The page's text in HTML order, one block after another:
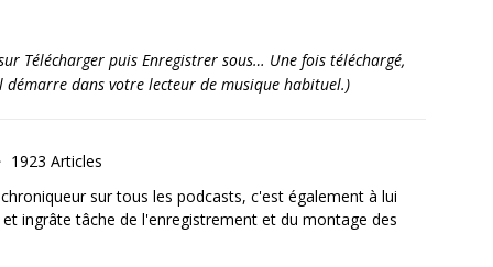
Télécharger puis Enregistrer sous… Une fois téléchargé,
démarre dans votre lecteur de musique habituel.)
1923 Articles
sur tous les podcasts, c'est également à lui
ingrâte tâche de l'enregistrement et du montage des